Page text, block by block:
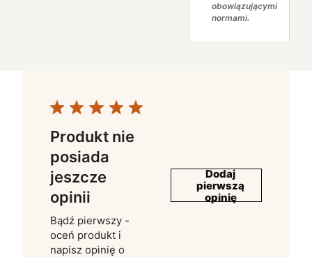
obowiązującymi
normami.
Produkt nie
posiada
jeszcze
opinii
Bądź pierwszy -
oceń produkt i
napisz opinię o
Dodaj
pierwszą
opinię